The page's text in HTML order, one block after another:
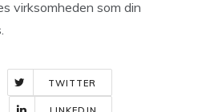
virksomheden som din
TWITTER